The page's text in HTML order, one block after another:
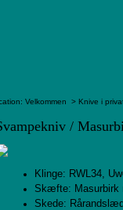
Velkommen > Knive i
/
Klinge: RWL34,
Skæfte: Masurbirk
Skede: